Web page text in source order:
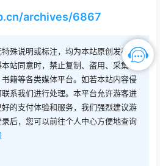
archives/6867
殊说明或标注，均为本站原创发布。
站同意时，禁止复制、盗用、采集、
籍等各类媒体平台。如若本站内容侵
系我们进行处理。本平台允许游客进
的支付体验和服务，我们强烈建议游
后，您可以前往个人中心方便地查询